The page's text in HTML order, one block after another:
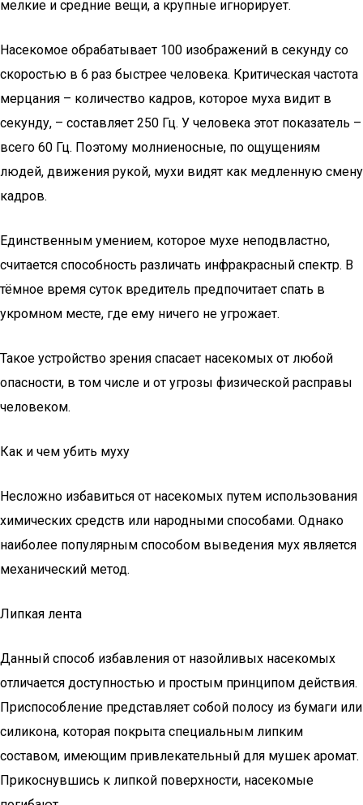
мелкие и средние вещи, а крупные игнорирует.
Насекомое обрабатывает 100 изображений в секунду со
скоростью в 6 раз быстрее человека. Критическая частота
мерцания – количество кадров, которое муха видит в
секунду, – составляет 250 Гц. У человека этот показатель –
всего 60 Гц. Поэтому молниеносные, по ощущениям
людей, движения рукой, мухи видят как медленную смену
кадров.
Единственным умением, которое мухе неподвластно,
считается способность различать инфракрасный спектр. В
тёмное время суток вредитель предпочитает спать в
укромном месте, где ему ничего не угрожает.
Такое устройство зрения спасает насекомых от любой
опасности, в том числе и от угрозы физической расправы
человеком.
Как и чем убить муху
Несложно избавиться от насекомых путем использования
химических средств или народными способами. Однако
наиболее популярным способом выведения мух является
механический метод.
Липкая лента
Данный способ избавления от назойливых насекомых
отличается доступностью и простым принципом действия.
Приспособление представляет собой полосу из бумаги или
силикона, которая покрыта специальным липким
составом, имеющим привлекательный для мушек аромат.
Прикоснувшись к липкой поверхности, насекомые